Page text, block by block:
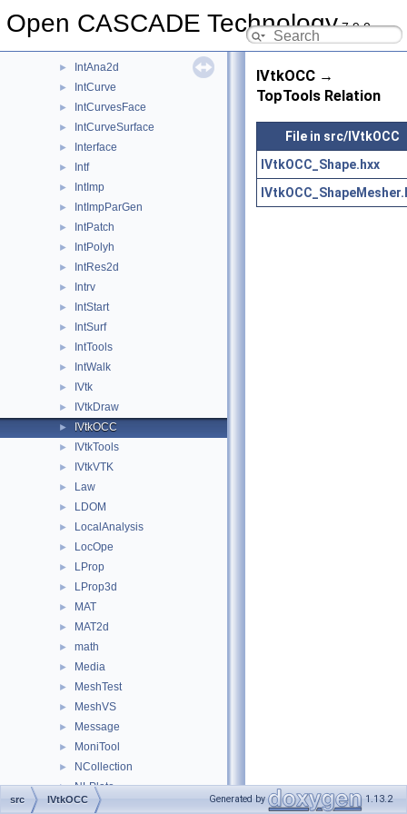
Open CASCADE Technology7.9.0
IMeshTools
► IntAna2d
► IntCurve
► IntCurvesFace
► IntCurveSurface
► Interface
► Intf
► IntImp
► IntImpParGen
► IntPatch
► IntPolyh
► IntRes2d
► Intrv
► IntStart
► IntSurf
► IntTools
► IntWalk
► IVtk
► IVtkDraw
► IVtkOCC
► IVtkTools
► IVtkVTK
► Law
► LDOM
► LocalAnalysis
► LocOpe
► LProp
► LProp3d
► MAT
► MAT2d
► math
► Media
► MeshTest
► MeshVS
► Message
► MoniTool
► NCollection
► NLPlate
► OpenGl
IVtkOCC →
TopTools Relation
File in src/IVtkOCC
IVtkOCC_Shape.hxx
src IVtkOCC Generated by 1.13.2